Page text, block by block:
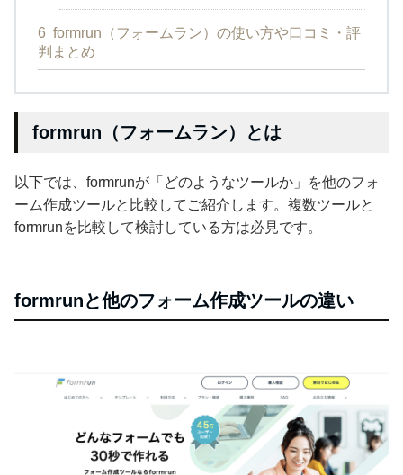
6 formrun（フォームラン）の使い方や口コミ・評
判まとめ
formrun（フォームラン）とは
以下では、formrunが「どのようなツールか」を他のフォ
ーム作成ツールと比較してご紹介します。複数ツールと
formrunを比較して検討している方は必見です。
formrunと他のフォーム作成ツールの違い